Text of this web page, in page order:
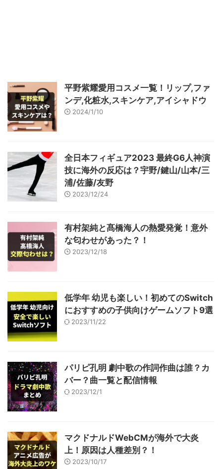
平野紫耀愛用コスメ一覧！リップ,ファ
ンデ,化粧水,スキンケア,アイシャドウ
2024/1/10
全日本フィギュア2023 最終G6人神演
技に海外の反応は？宇野/鍵山/山本/三
浦/佐藤/友野
2023/12/24
有村架純と髙橋海人の熱愛発覚！意外
な匂わせがあった？！
2023/12/18
低学年 幼児も楽しい！初めてのSwitch
におすすめの子供向けゲームソフト9選
2023/11/22
パリピ孔明 劇中歌の作詞作曲は誰？カ
バー？曲一覧と配信情報
2023/12/1
マクドナルドWebCMが海外で大炎
上！原因は人種差別？！
2023/10/17